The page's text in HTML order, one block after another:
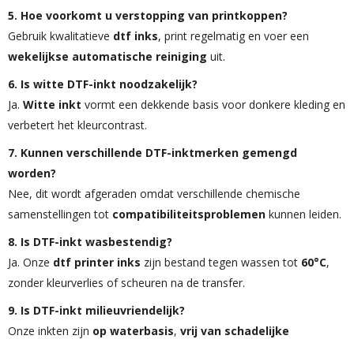
5. Hoe voorkomt u verstopping van printkoppen?
Gebruik kwalitatieve dtf inks, print regelmatig en voer een
wekelijkse automatische reiniging uit.
6. Is witte DTF-inkt noodzakelijk?
Ja. Witte inkt vormt een dekkende basis voor donkere kleding en
verbetert het kleurcontrast.
7. Kunnen verschillende DTF-inktmerken gemengd
worden?
Nee, dit wordt afgeraden omdat verschillende chemische
samenstellingen tot compatibiliteitsproblemen kunnen leiden.
8. Is DTF-inkt wasbestendig?
Ja. Onze dtf printer inks zijn bestand tegen wassen tot 60°C,
zonder kleurverlies of scheuren na de transfer.
9. Is DTF-inkt milieuvriendelijk?
Onze inkten zijn op waterbasis, vrij van schadelijke